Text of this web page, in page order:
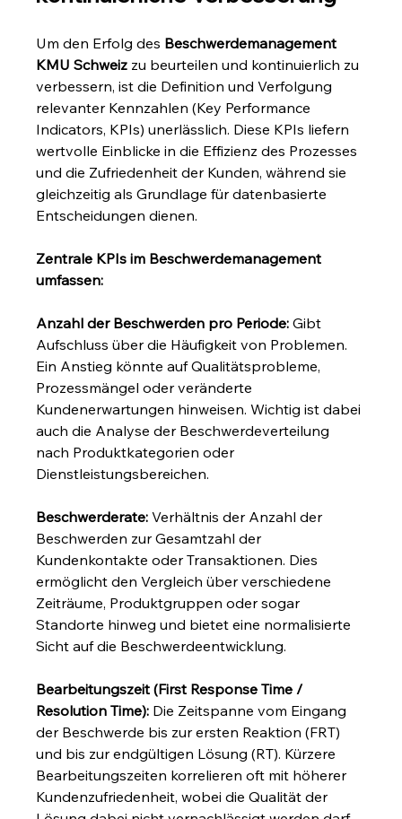
Um den Erfolg des Beschwerdemanagement
KMU Schweiz zu beurteilen und kontinuierlich zu
verbessern, ist die Definition und Verfolgung
relevanter Kennzahlen (Key Performance
Indicators, KPIs) unerlässlich. Diese KPIs liefern
wertvolle Einblicke in die Effizienz des Prozesses
und die Zufriedenheit der Kunden, während sie
gleichzeitig als Grundlage für datenbasierte
Entscheidungen dienen.
Zentrale KPIs im Beschwerdemanagement
umfassen:
Anzahl der Beschwerden pro Periode: Gibt
Aufschluss über die Häufigkeit von Problemen.
Ein Anstieg könnte auf Qualitätsprobleme,
Prozessmängel oder veränderte
Kundenerwartungen hinweisen. Wichtig ist dabei
auch die Analyse der Beschwerdeverteilung
nach Produktkategorien oder
Dienstleistungsbereichen.
Beschwerderate: Verhältnis der Anzahl der
Beschwerden zur Gesamtzahl der
Kundenkontakte oder Transaktionen. Dies
ermöglicht den Vergleich über verschiedene
Zeiträume, Produktgruppen oder sogar
Standorte hinweg und bietet eine normalisierte
Sicht auf die Beschwerdeentwicklung.
Bearbeitungszeit (First Response Time /
Resolution Time): Die Zeitspanne vom Eingang
der Beschwerde bis zur ersten Reaktion (FRT)
und bis zur endgültigen Lösung (RT). Kürzere
Bearbeitungszeiten korrelieren oft mit höherer
Kundenzufriedenheit, wobei die Qualität der